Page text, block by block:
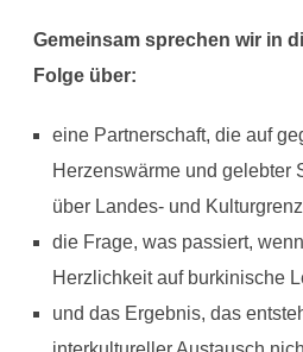
Gemeinsam sprechen wir in
Folge über:
eine Partnerschaft, die auf
Herzenswärme und gelebter
über Landes- und
die Frage, was passiert,
Herzlichkeit auf burkinische
und das Ergebnis, das